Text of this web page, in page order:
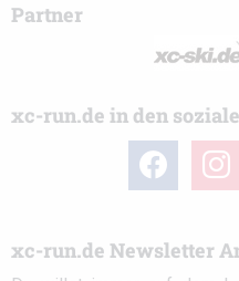
Partner
xc-run.de in den
facebook
xc-run.de Newsletter